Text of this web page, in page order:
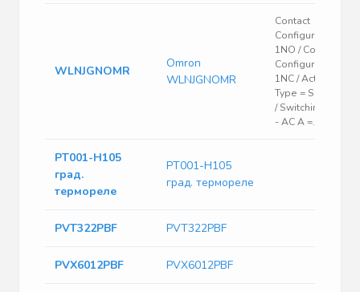
WLNJGNOMR
Omron
WLNJGNOMR
Contact
Configuration =
1NO / Contact
Configuration =
1NC / Actuator
Type = Spring Rod
/ Switching Current
- AC A =...
PT001-H105
град.
термореле
PT001-H105
град. термореле
PVT322PBF PVT322PBF
PVX6012PBF PVX6012PBF